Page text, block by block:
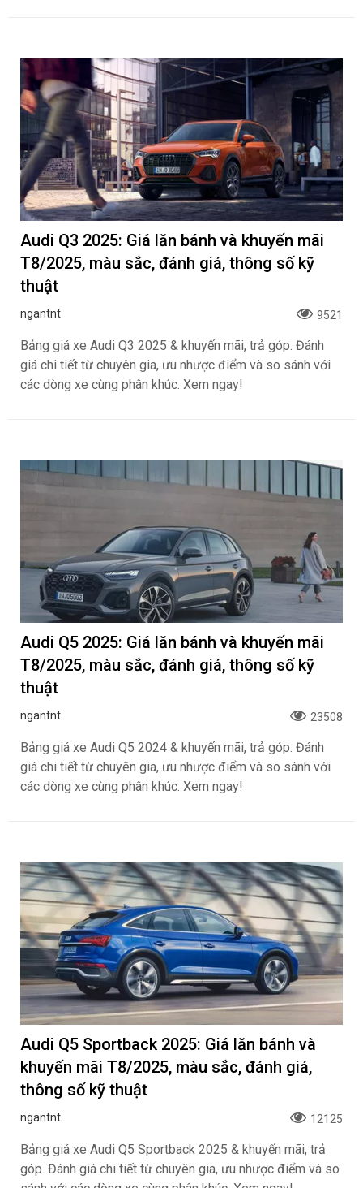
Audi Q3 2025: Giá lăn bánh và khuyến mãi
T8/2025, màu sắc, đánh giá, thông số kỹ
thuật
ngantnt 9521
Bảng giá xe Audi Q3 2025 & khuyến mãi, trả góp. Đánh
giá chi tiết từ chuyên gia, ưu nhược điểm và so sánh với
các dòng xe cùng phân khúc. Xem ngay!
Audi Q5 2025: Giá lăn bánh và khuyến mãi
T8/2025, màu sắc, đánh giá, thông số kỹ
thuật
ngantnt 23508
Bảng giá xe Audi Q5 2024 & khuyến mãi, trả góp. Đánh
giá chi tiết từ chuyên gia, ưu nhược điểm và so sánh với
các dòng xe cùng phân khúc. Xem ngay!
Audi Q5 Sportback 2025: Giá lăn bánh và
khuyến mãi T8/2025, màu sắc, đánh giá,
thông số kỹ thuật
ngantnt 12125
Bảng giá xe Audi Q5 Sportback 2025 & khuyến mãi, trả
góp. Đánh giá chi tiết từ chuyên gia, ưu nhược điểm và so